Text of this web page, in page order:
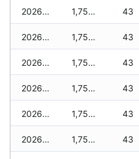
2026-07-08 1,750 zł 43
2026-07-07 1,750 zł 43
2026-07-06 1,750 zł 43
2026-07-05 1,750 zł 43
2026-07-04 1,750 zł 43
2026-07-03 1,750 zł 43